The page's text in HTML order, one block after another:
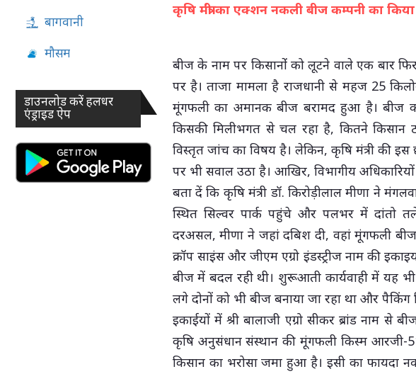
बागवानी
मौसम
डाउनलोड करें हलधर
एंड्राइड ऐप
कृषि मंत्री का एक्शन नकली बीज कम्पनी का
बीज के नाम पर किसानोंं को लूटने वाले एक बार फिर
पर है। ताजा मामला है राजधानी से महज 25
मूंगफली का अमानक बीज बरामद हुआ है। बीज
किसकी मिलीभगत से चल रहा है, कितने किसान
विस्तृत जांच का विषय है। लेकिन, कृषि मंत्री की इस
पर भी सवाल उठा है। आखिर, विभागीय
बता दें कि कृषि मंत्री डॉ. किरोड़ीलाल मीणा ने
स्थित सिल्वर पार्क पहुंचे और पलभर में दांतो
दरअसल, मीणा ने जहां दबिश दी, वहां मूंगफली
क्रॉप साइंस और जीएम एग्रो इंडस्ट्रीज नाम की
बीज में बदल रही थी। शुरूआती कार्यवाही में यह
लगे दोनों को भी बीज बनाया जा रहा था और पैकिंग
इकाईयों में श्री बालाजी एग्रो सीकर ब्रांड नाम से
कृषि अनुसंधान संस्थान की मूंगफली किस्म आरजी-
किसान का भरोसा जमा हुआ है। इसी का फायदा